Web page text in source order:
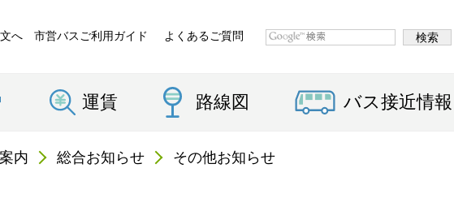
へ 市営バスご利用ガイド よくあるご質問
運賃 路線図 バス接近情報
内 総合お知らせ その他お知らせ